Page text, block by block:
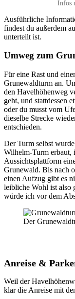
Infos
Ausführliche
findest du außerdem
unterteilt ist.
Umweg zum
Für eine Rast und
Grunewaldturm an.
den Havelhöhenweg
geht, und stattdessen
oder du musst vom
dieselbe Strecke
entschieden.
Der Turm selbst
Wilhelm-Turm erbaut,
Aussichtsplattform
Grunewald. Bis nach
einen Aufzug gibt es
leibliche Wohl ist also
würde ich vor dem
Der
Anreise &
Weil der
klar die Anreise mit